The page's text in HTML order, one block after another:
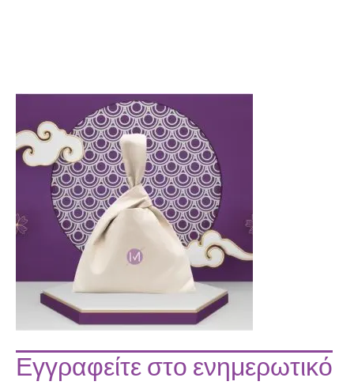
Εγγραφείτε στο ενημερωτικό